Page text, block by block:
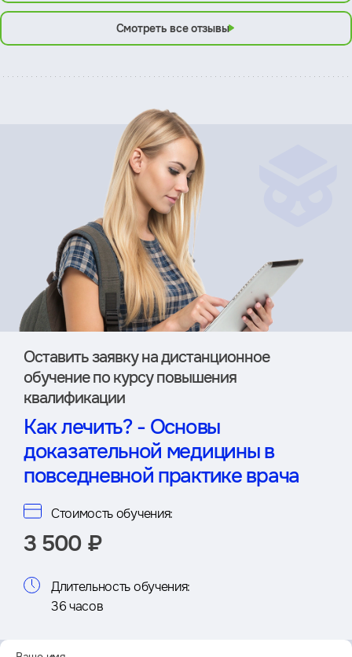
Смотреть все отзывы
Оставить заявку на дистан­ционное
обучение по курсу повышения
квалификации
Как лечить? - Основы
доказательной медицины в
повседневной практике врача
Стоимость обучения:
3 500 ₽
Длительность обучения:
36 часов